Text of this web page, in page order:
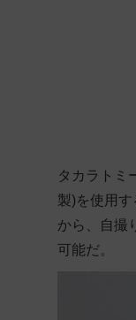
タカラトミ
製)を使用
から、自撮
可能だ。